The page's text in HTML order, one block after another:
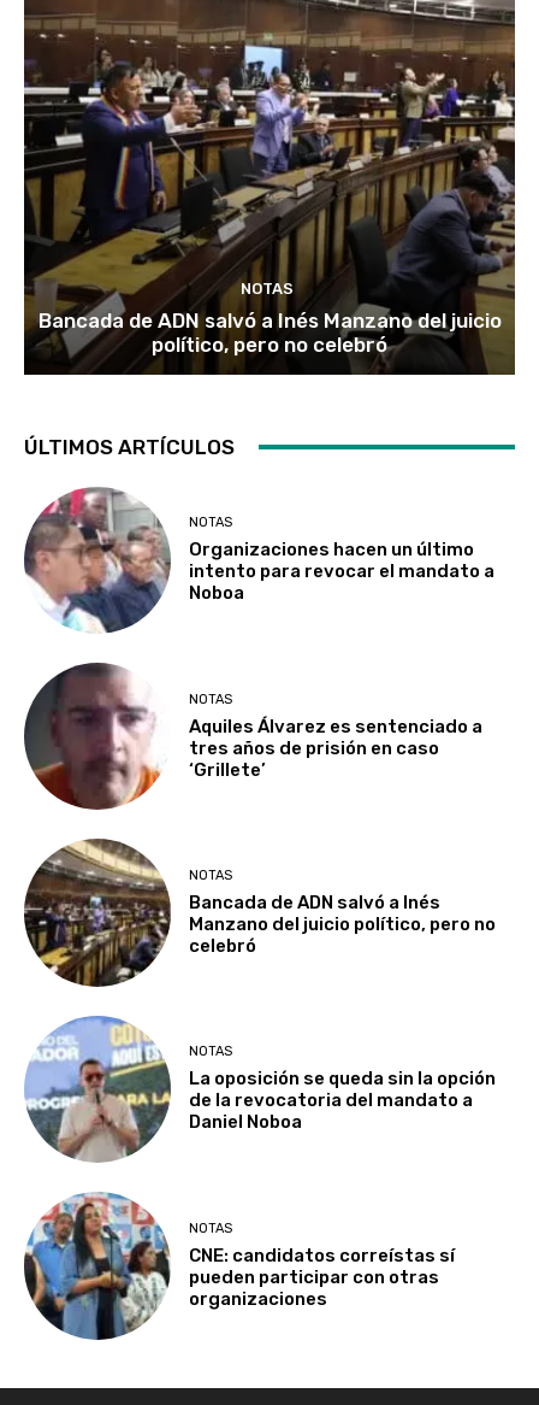
NOTAS
Bancada de ADN salvó a Inés Manzano del juicio
político, pero no celebró
ÚLTIMOS ARTÍCULOS
NOTAS
Organizaciones hacen un último
intento para revocar el mandato a
Noboa
NOTAS
Aquiles Álvarez es sentenciado a
tres años de prisión en caso
‘Grillete’
NOTAS
Bancada de ADN salvó a Inés
Manzano del juicio político, pero no
celebró
NOTAS
La oposición se queda sin la opción
de la revocatoria del mandato a
Daniel Noboa
NOTAS
CNE: candidatos correístas sí
pueden participar con otras
organizaciones